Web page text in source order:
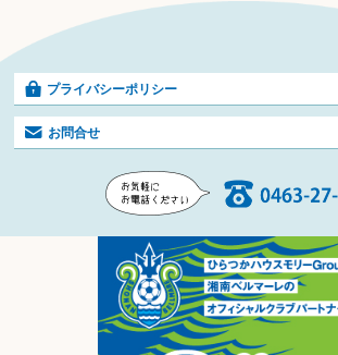
プライバシーポリシー
お問合せ